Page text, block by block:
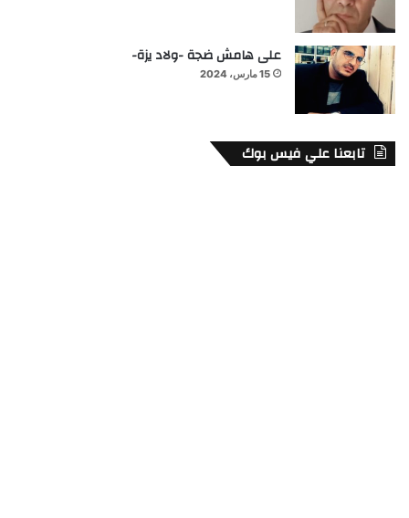
على هامش ضجة -ولاد يزة-
15 مارس، 2024
تابعنا علي فيس بوك